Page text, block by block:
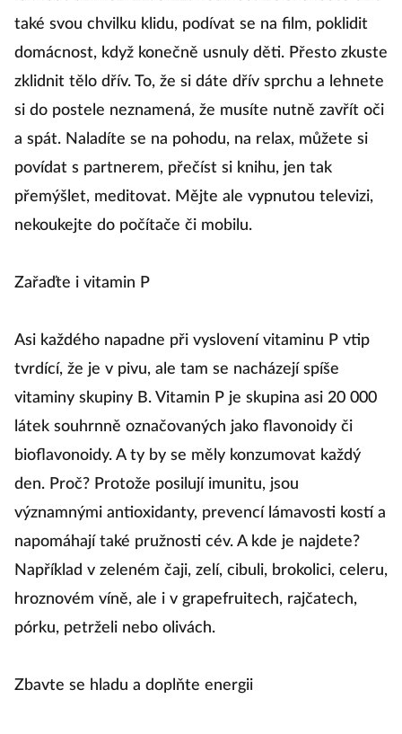
také svou chvilku klidu, podívat se na film, poklidit
domácnost, když konečně usnuly děti. Přesto zkuste
zklidnit tělo dřív. To, že si dáte dřív sprchu a lehnete
si do postele neznamená, že musíte nutně zavřít oči
a spát. Naladíte se na pohodu, na relax, můžete si
povídat s partnerem, přečíst si knihu, jen tak
přemýšlet, meditovat. Mějte ale vypnutou televizi,
nekoukejte do počítače či mobilu.
Zařaďte i vitamin P
Asi každého napadne při vyslovení vitaminu P vtip
tvrdící, že je v pivu, ale tam se nacházejí spíše
vitaminy skupiny B. Vitamin P je skupina asi 20 000
látek souhrnně označovaných jako flavonoidy či
bioflavonoidy. A ty by se měly konzumovat každý
den. Proč? Protože posilují imunitu, jsou
významnými antioxidanty, prevencí lámavosti kostí a
napomáhají také pružnosti cév. A kde je najdete?
Například v zeleném čaji, zelí, cibuli, brokolici, celeru,
hroznovém víně, ale i v grapefruitech, rajčatech,
pórku, petrželi nebo olivách.
Zbavte se hladu a doplňte energii